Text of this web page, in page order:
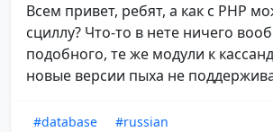
Всем привет, ребят, а как с PHP
сциллу? Что-то в нете ничего
подобного, те же модули к
новые версии пыха не
#database
#russian